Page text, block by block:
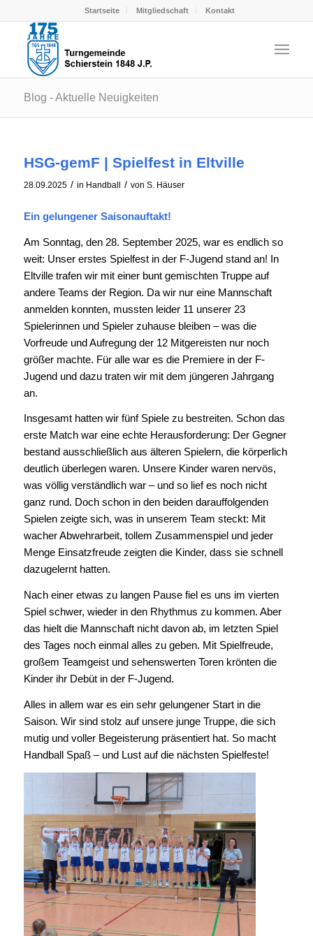
Startseite Mitgliedschaft Kontakt
Blog - Aktuelle Neuigkeiten
HSG-gemF | Spielfest in Eltville
28.09.2025 / in Handball / von S. Häuser
Ein gelungener Saisonauftakt!
Am Sonntag, den 28. September 2025, war es endlich so
weit: Unser erstes Spielfest in der F-Jugend stand an! In
Eltville trafen wir mit einer bunt gemischten Truppe auf
andere Teams der Region. Da wir nur eine Mannschaft
anmelden konnten, mussten leider 11 unserer 23
Spielerinnen und Spieler zuhause bleiben – was die
Vorfreude und Aufregung der 12 Mitgereisten nur noch
größer machte. Für alle war es die Premiere in der F-
Jugend und dazu traten wir mit dem jüngeren Jahrgang
an.
Insgesamt hatten wir fünf Spiele zu bestreiten. Schon das
erste Match war eine echte Herausforderung: Der Gegner
bestand ausschließlich aus älteren Spielern, die körperlich
deutlich überlegen waren. Unsere Kinder waren nervös,
was völlig verständlich war – und so lief es noch nicht
ganz rund. Doch schon in den beiden darauffolgenden
Spielen zeigte sich, was in unserem Team steckt: Mit
wacher Abwehrarbeit, tollem Zusammenspiel und jeder
Menge Einsatzfreude zeigten die Kinder, dass sie schnell
dazugelernt hatten.
Nach einer etwas zu langen Pause fiel es uns im vierten
Spiel schwer, wieder in den Rhythmus zu kommen. Aber
das hielt die Mannschaft nicht davon ab, im letzten Spiel
des Tages noch einmal alles zu geben. Mit Spielfreude,
großem Teamgeist und sehenswerten Toren krönten die
Kinder ihr Debüt in der F-Jugend.
Alles in allem war es ein sehr gelungener Start in die
Saison. Wir sind stolz auf unsere junge Truppe, die sich
mutig und voller Begeisterung präsentiert hat. So macht
Handball Spaß – und Lust auf die nächsten Spielfeste!